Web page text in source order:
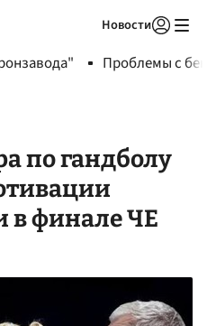
Новости
Проблемы с
по гандболу
в финале ЧЕ